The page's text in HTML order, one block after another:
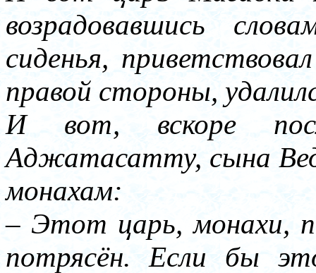
возрадовавшись
сиденья,
правой стороны,
И вот, вскоре
Аджатасатту, сына
монахам:
– Этот царь, монахи,
потрясён. Если бы